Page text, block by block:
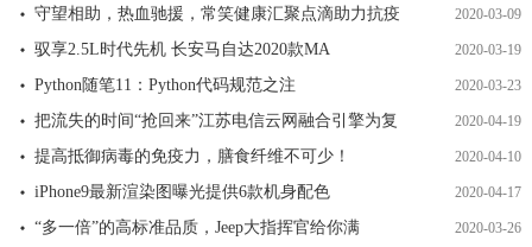
守望相助，热血驰援，常笑健康汇聚点滴助力抗疫 2020-03-09
驭享2.5L时代先机 长安马自达2020款MA 2020-03-19
Python随笔11：Python代码规范之注 2020-03-23
把流失的时间“抢回来”江苏电信云网融合引擎为复 2020-04-19
提高抵御病毒的免疫力，膳食纤维不可少！ 2020-04-10
iPhone9最新渲染图曝光提供6款机身配色 2020-04-17
“多一倍”的高标准品质，Jeep大指挥官给你满 2020-03-26